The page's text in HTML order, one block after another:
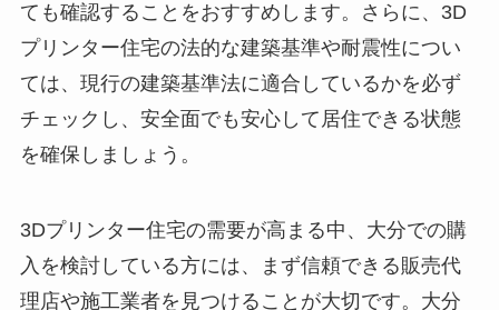
ても確認することをおすすめします。さらに、3D
プリンター住宅の法的な建築基準や耐震性につい
ては、現行の建築基準法に適合しているかを必ず
チェックし、安全面でも安心して居住できる状態
を確保しましょう。
3Dプリンター住宅の需要が高まる中、大分での購
入を検討している方には、まず信頼できる販売代
理店や施工業者を見つけることが大切です。大分